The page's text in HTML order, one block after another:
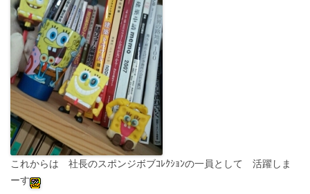
これからは 社長のスポンジボブｺﾚｸｼｮﾝの一員として 活躍しま
ーす